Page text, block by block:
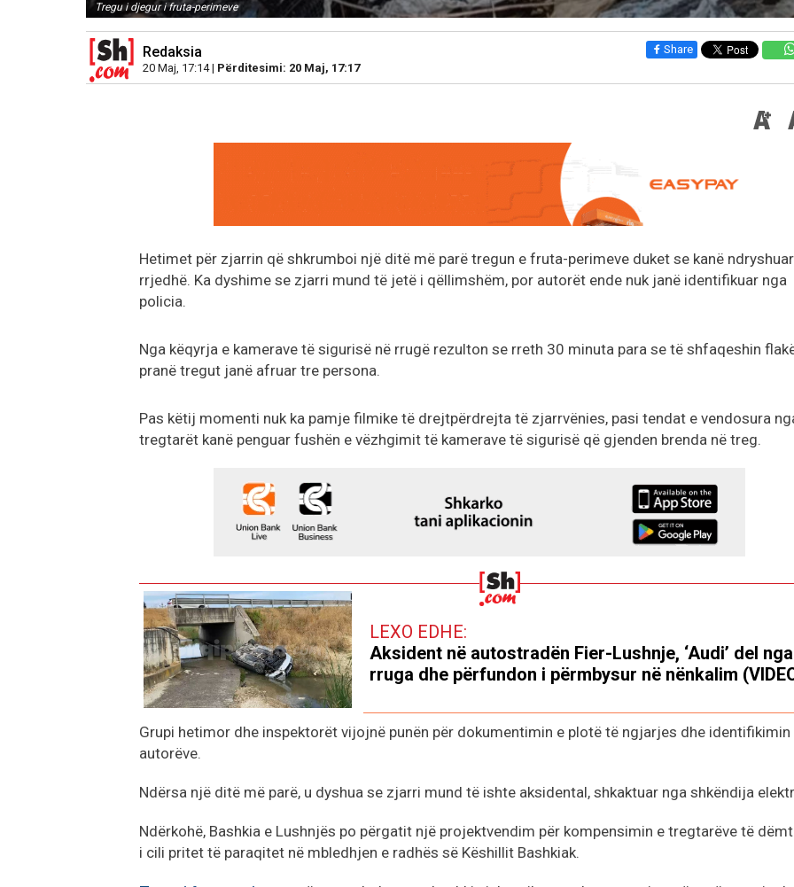
Tregu i djegur i fruta-perimeve
Redaksia
20 Maj, 17:14 | Përditesimi: 20 Maj, 17:17
Share
Hetimet për zjarrin që shkrumboi një ditë më parë tregun e fruta-perimeve duket se kanë ndryshuar
rrjedhë. Ka dyshime se zjarri mund të jetë i qëllimshëm, por autorët ende nuk janë identifikuar nga
policia.
Nga këqyrja e kamerave të sigurisë në rrugë rezulton se rreth 30 minuta para se të shfaqeshin
pranë tregut janë afruar tre persona.
Pas këtij momenti nuk ka pamje filmike të drejtpërdrejta të zjarrvënies, pasi tendat e vendosura
tregtarët kanë penguar fushën e vëzhgimit të kamerave të sigurisë që gjenden brenda në treg.
LEXO EDHE:
Aksident në autostradën Fier-Lushnje, ‘Audi’ del nga
rruga dhe përfundon i përmbysur në nënkalim
Grupi hetimor dhe inspektorët vijojnë punën për dokumentimin e plotë të ngjarjes dhe identifikimin
autorëve.
Ndërsa një ditë më parë, u dyshua se zjarri mund të ishte aksidental, shkaktuar nga shkëndija
Ndërkohë, Bashkia e Lushnjës po përgatit një projektvendim për kompensimin e tregtarëve të
i cili pritet të paraqitet në mbledhjen e radhës së Këshillit Bashkiak.